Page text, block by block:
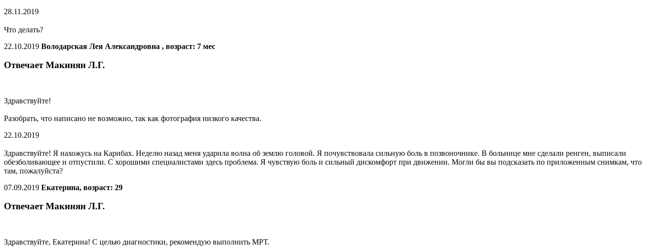
28.11.2019
Что делать?
22.10.2019 Володарская Лея Александровна , возраст: 7 мес
Отвечает Макинян Л.Г.
Здравствуйте!
Разобрать, что написано не возможно, так как фотография низкого качества.
22.10.2019
Здравствуйте! Я нахожусь на Карибах. Неделю назад меня ударила волна об землю головой. Я почувствовала сильную боль в позвоночнике. В больнице мне сделали ренген, выписали
обезболивающее и отпустили. С хорошими специалистами здесь проблема. Я чувствую боль и сильный дискомфорт при движении. Могли бы вы подсказать по приложенным снимкам, что
там, пожалуйста?
07.09.2019 Екатерина, возраст: 29
Отвечает Макинян Л.Г.
Здравствуйте, Екатерина! С целью диагностики, рекомендую выполнить МРТ.